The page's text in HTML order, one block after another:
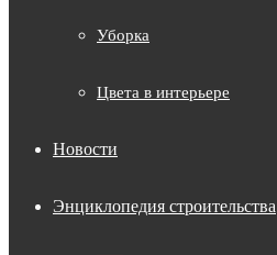
Уборка
Цвета в интерьере
Новости
Энциклопедия строительства